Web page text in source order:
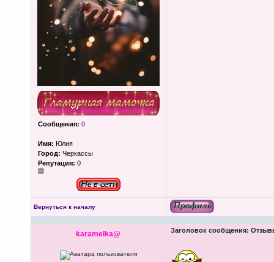
Сообщения: 0
Имя: Юлия
Город: Черкассы
Репутация: 0
Вернуться к началу
karamelka@ Заголовок сообщения: